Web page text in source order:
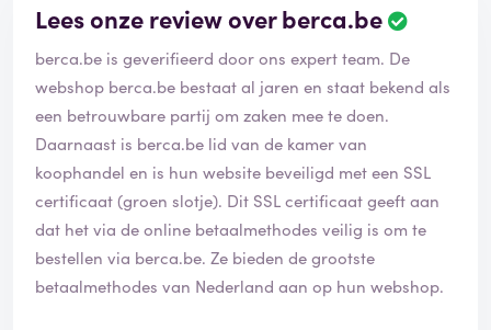
Lees onze review over berca.be
berca.be is geverifieerd door ons expert team. De
webshop berca.be bestaat al jaren en staat bekend als
een betrouwbare partij om zaken mee te doen.
Daarnaast is berca.be lid van de kamer van
koophandel en is hun website beveiligd met een SSL
certificaat (groen slotje). Dit SSL certificaat geeft aan
dat het via de online betaalmethodes veilig is om te
bestellen via berca.be. Ze bieden de grootste
betaalmethodes van Nederland aan op hun webshop.